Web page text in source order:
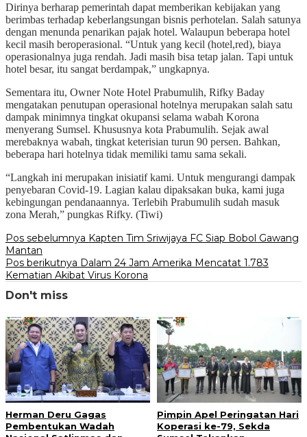
Dirinya berharap pemerintah dapat memberikan kebijakan yang
berimbas terhadap keberlangsungan bisnis perhotelan. Salah satunya
dengan menunda penarikan pajak hotel. Walaupun beberapa hotel
kecil masih beroperasional. “Untuk yang kecil (hotel,red), biaya
operasionalnya juga rendah. Jadi masih bisa tetap jalan. Tapi untuk
hotel besar, itu sangat berdampak,” ungkapnya.
Sementara itu, Owner Note Hotel Prabumulih, Rifky Baday
mengatakan penutupan operasional hotelnya merupakan salah satu
dampak minimnya tingkat okupansi selama wabah Korona
menyerang Sumsel. Khususnya kota Prabumulih. Sejak awal
merebaknya wabah, tingkat keterisian turun 90 persen. Bahkan,
beberapa hari hotelnya tidak memiliki tamu sama sekali.
“Langkah ini merupakan inisiatif kami. Untuk mengurangi dampak
penyebaran Covid-19. Lagian kalau dipaksakan buka, kami juga
kebingungan pendanaannya. Terlebih Prabumulih sudah masuk
zona Merah,” pungkas Rifky. (Tiwi)
Navigasi
pos
Pos sebelumnya Kapten Tim Sriwijaya FC Siap Bobol Gawang
Mantan
Pos berikutnya Dalam 24 Jam Amerika Mencatat 1.783
Kematian Akibat Virus Korona
Don't miss
Herman Deru Gagas
Pembentukan Wadah
Pimpin Apel Peringatan Hari
Koperasi ke-79, Sekda